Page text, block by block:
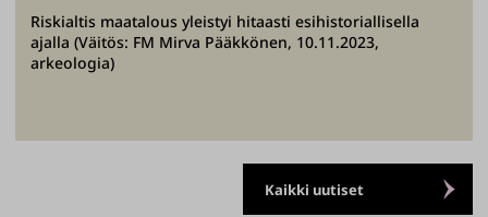
Riskialtis maatalous yleistyi hitaasti esihistoriallisella
ajalla (Väitös: FM Mirva Pääkkönen, 10.11.2023,
arkeologia)
Kaikki uutiset